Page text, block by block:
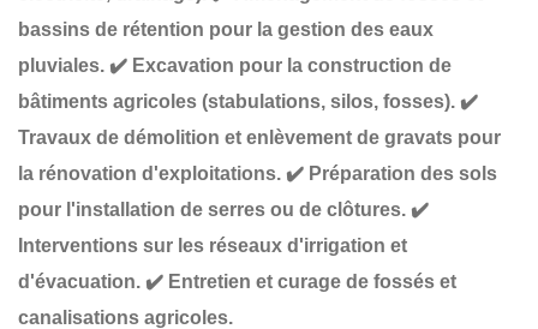
bassins de rétention pour la gestion des eaux
pluviales. ✔️ Excavation pour la construction de
bâtiments agricoles (stabulations, silos, fosses). ✔️
Travaux de démolition et enlèvement de gravats pour
la rénovation d'exploitations. ✔️ Préparation des sols
pour l'installation de serres ou de clôtures. ✔️
Interventions sur les réseaux d'irrigation et
d'évacuation. ✔️ Entretien et curage de fossés et
canalisations agricoles.